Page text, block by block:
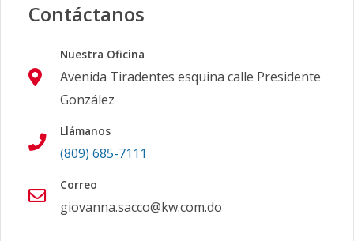
Contáctanos
Nuestra Oficina
Avenida Tiradentes esquina calle Presidente
González
Llámanos
(809) 685-7111
Correo
giovanna.sacco@kw.com.do